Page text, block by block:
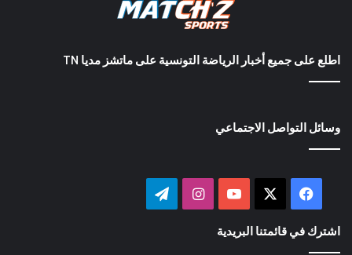
اطلع على جميع أخبار الرياضة التونسية على ماتشز مديا TN
وسائل التواصل الاجتماعي
فيسبوك ‫YouTubeانستقرام
اشترك في قائمتنا البريدية